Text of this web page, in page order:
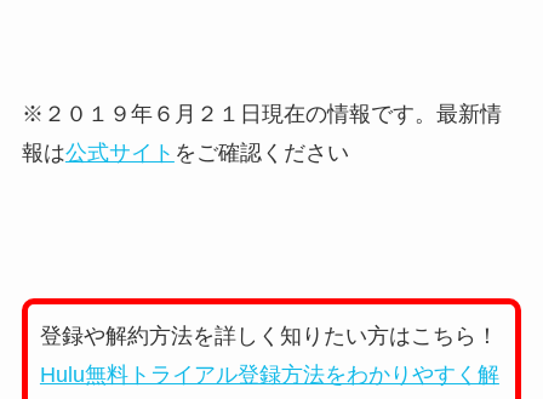
※２０１９年６月２１日現在の情報です。最新情
報は公式サイト をご確認ください
登録や解約方法を詳しく知りたい方はこちら！
Hulu無料トライアル登録方法をわかりやすく解